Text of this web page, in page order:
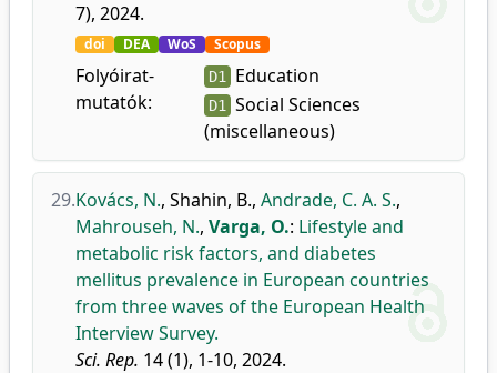
7), 2024.
doi DEA WoS Scopus
Folyóirat-
mutatók:
D1 Education
D1
Social Sciences
(miscellaneous)
29.Kovács, N., Shahin, B., Andrade, C. A. S.,
Mahrouseh, N., Varga, O.: Lifestyle and
metabolic risk factors, and diabetes
mellitus prevalence in European countries
from three waves of the European Health
Interview Survey.
Sci. Rep. 14 (1), 1-10, 2024.